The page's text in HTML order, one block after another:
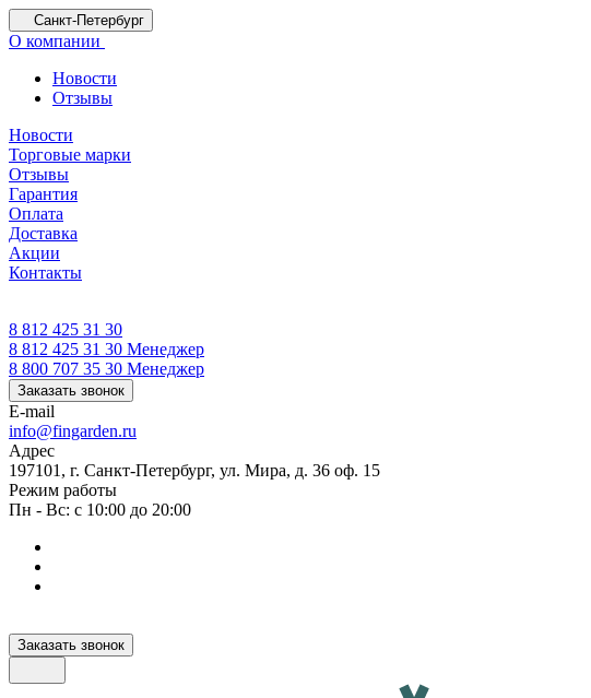
Санкт-Петербург
О компании
Новости
Отзывы
Новости
Торговые марки
Отзывы
Гарантия
Оплата
Доставка
Акции
Контакты
8 812 425 31 30
8 812 425 31 30 Менеджер
8 800 707 35 30 Менеджер
Заказать звонок
E-mail
info@fingarden.ru
Адрес
197101, г. Санкт-Петербург, ул. Мира, д. 36 оф. 15
Режим работы
Пн - Вс: с 10:00 до 20:00
Заказать звонок